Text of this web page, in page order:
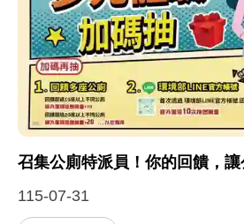
召集公廁特派員！你的回饋，
115-07-31